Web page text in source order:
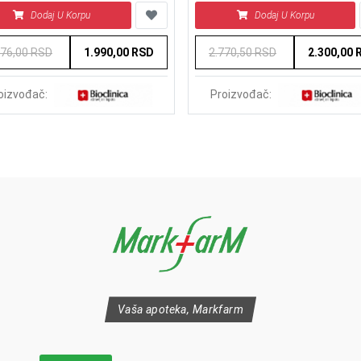
Dodaj U Korpu
RSD 1.990,00 RSD
Dodaj U Korpu
2.770,50 RSD 2.300,00
Proizvođač:
Vaša apoteka, Markfarm